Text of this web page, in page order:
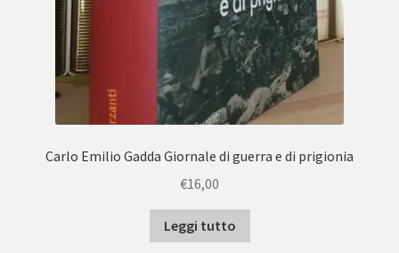
Carlo Emilio Gadda Giornale di guerra e di prigionia
€16,00
Leggi tutto